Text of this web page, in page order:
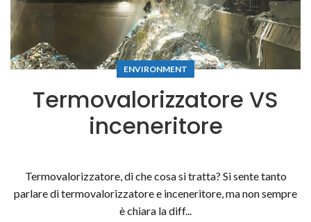
ENVIRONMENT
Termovalorizzatore VS
inceneritore
Termovalorizzatore, di che cosa si tratta? Si sente tanto
parlare di termovalorizzatore e inceneritore, ma non sempre
è chiara la diff...